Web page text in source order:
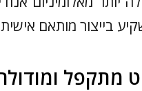
בייצור מותאם